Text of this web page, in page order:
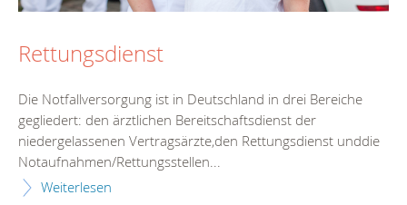
Rettungsdienst
Die Notfallversorgung ist in Deutschland in drei Bereiche
gegliedert: den ärztlichen Bereitschaftsdienst der
niedergelassenen Vertragsärzte,den Rettungsdienst unddie
Notaufnahmen/Rettungsstellen...
Weiterlesen